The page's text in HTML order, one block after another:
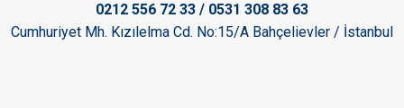
0212 556 72 33 / 0531 308 83 63
Cumhuriyet Mh. Kızılelma Cd. No:15/A Bahçelievler / İstanbul